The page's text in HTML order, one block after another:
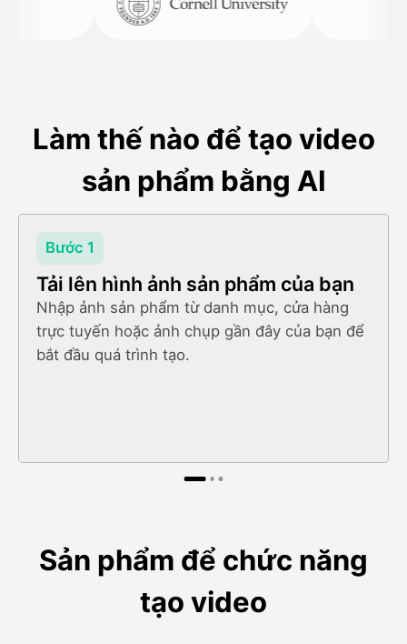
Làm thế nào để tạo video
sản phẩm bằng AI
Bước 1
Tải lên hình ảnh sản phẩm của bạn
Nhập ảnh sản phẩm từ danh mục, cửa hàng
trực tuyến hoặc ảnh chụp gần đây của bạn để
bắt đầu quá trình tạo.
Sản phẩm để chức năng
tạo video